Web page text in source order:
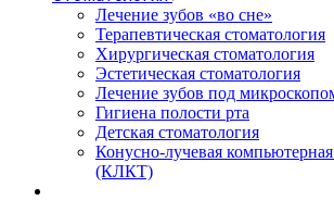
Лечение зубов «во сне»
Терапевтическая стоматология
Хирургическая стоматология
Эстетическая стоматология
Лечение зубов под
Гигиена полости рта
Детская стоматология
Конусно-лучевая
(КЛКТ)